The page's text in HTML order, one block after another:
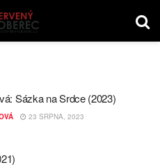
Sázka na Srdce (2023)
23 SRPNA, 2023